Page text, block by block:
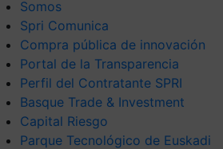
Somos
Spri Comunica
Compra pública de innovación
Portal de la Transparencia
Perfil del Contratante SPRI
Basque Trade & Investment
Capital Riesgo
Parque Tecnológico de Euskadi